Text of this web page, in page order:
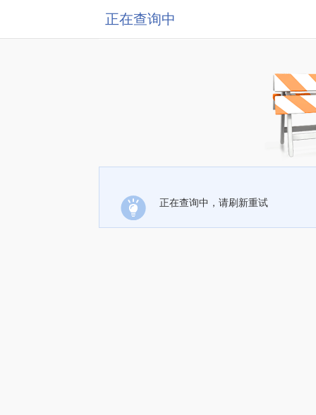
正在查询中
正在查询中，请刷新重试